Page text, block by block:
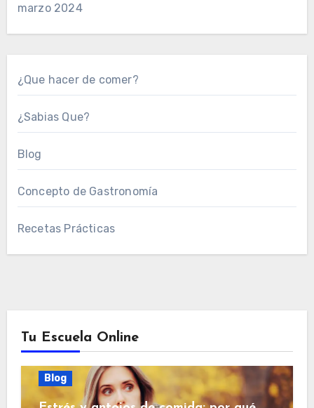
marzo 2024
¿Que hacer de comer?
¿Sabias Que?
Blog
Concepto de Gastronomía
Recetas Prácticas
Tu Escuela Online
Blog